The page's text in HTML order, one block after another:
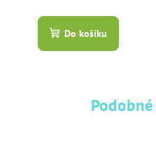
hodnocení
produktu
hvězdiček.
Do košíku